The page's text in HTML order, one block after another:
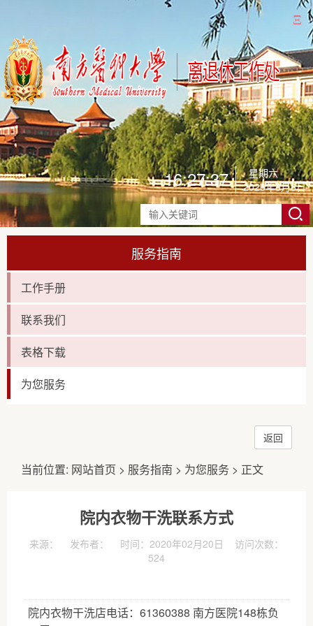
Ξ
16:27:37
星期六
2026年8月8日
服务指南
工作手册
联系我们
表格下载
为您服务
当前位置: 网站首页 > 服务指南 > 为您服务 > 正文
返回
院内衣物干洗联系方式
来源： 发布者： 时间：2020年02月20日 访问次数：
524
院内衣物干洗店电话：61360388 南方医院148栋负